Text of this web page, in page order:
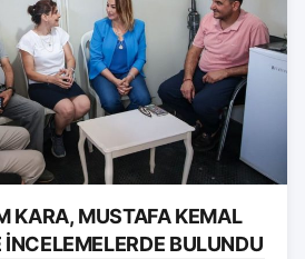
KARA, MUSTAFA KEMAL
İNCELEMELERDE BULUNDU